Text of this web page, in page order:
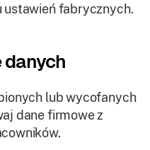
ustawień fabrycznych.
danych
lub wycofanych
dane firmowe z